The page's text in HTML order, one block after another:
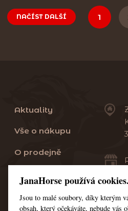
NAČÍST DALŠÍ 1
Aktuality
Vše o nákupu
O prodejně
Servis
JanaHorse používá cookies.
Jsou to malé soubory, díky kterým
obsah, který očekáváte, nebude vás